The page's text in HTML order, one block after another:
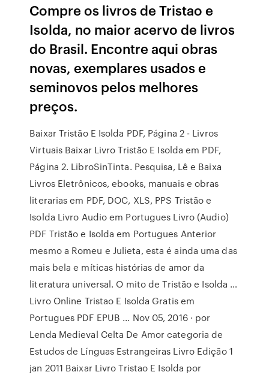
Compre os livros de Tristao e
Isolda, no maior acervo de livros
do Brasil. Encontre aqui obras
novas, exemplares usados e
seminovos pelos melhores
preços.
Baixar Tristão E Isolda PDF, Página 2 - Livros
Virtuais Baixar Livro Tristão E Isolda em PDF,
Página 2. LibroSinTinta. Pesquisa, Lê e Baixa
Livros Eletrônicos, ebooks, manuais e obras
literarias em PDF, DOC, XLS, PPS Tristão e
Isolda Livro Audio em Portugues Livro (Audio)
PDF Tristão e Isolda em Portugues Anterior
mesmo a Romeu e Julieta, esta é ainda uma das
mais bela e míticas histórias de amor da
literatura universal. O mito de Tristão e Isolda …
Livro Online Tristao E Isolda Gratis em
Portugues PDF EPUB ... Nov 05, 2016 · por
Lenda Medieval Celta De Amor categoria de
Estudos de Línguas Estrangeiras Livro Edição 1
jan 2011 Baixar Livro Tristao E Isolda por